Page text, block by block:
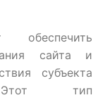
обеспечить
сайта и
субъекта
Этот тип